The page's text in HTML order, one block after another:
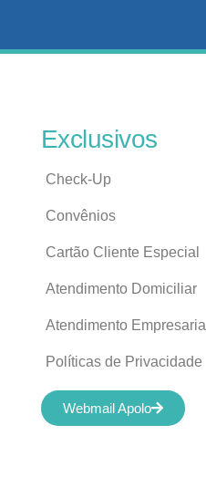
Exclusivos
Check-Up
Convênios
Cartão Cliente Especial
Atendimento Domiciliar
Atendimento Empresarial
Políticas de Privacidade
Webmail Apolo